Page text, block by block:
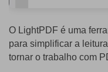
O LightPDF é uma
para simplificar a
tornar o trabalho com